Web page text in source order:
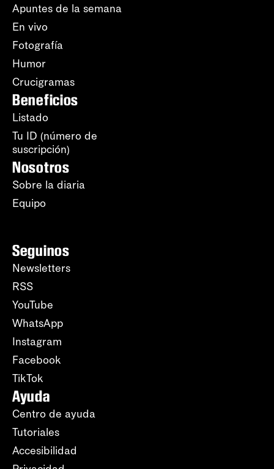
Apuntes de la semana
En vivo
Fotografía
Humor
Crucigramas
Beneficios
Listado
Tu ID (número de
suscripción)
Nosotros
Sobre la diaria
Equipo
Seguinos
Newsletters
RSS
YouTube
WhatsApp
Instagram
Facebook
TikTok
Ayuda
Centro de ayuda
Tutoriales
Accesibilidad